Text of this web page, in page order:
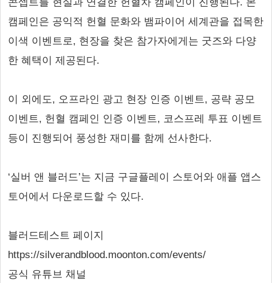
캠페인은 공익적 헌혈 문화와 뱀파이어 세계관을 접목한
이색 이벤트로, 현장을 찾은 참가자에게는 굿즈와 다양
한 혜택이 제공된다.
이 외에도, 오프라인 광고 현장 인증 이벤트, 공략 공모
이벤트, 헌혈 캠페인 인증 이벤트, 코스프레 투표 이벤트
등이 진행되어 풍성한 재미를 함께 선사한다.
‘실버 앤 블러드’는 지금 구글플레이 스토어와 애플 앱스
토어에서 다운로드할 수 있다.
블러드테스트 페이지
https://silverandblood.moonton.com/events/
공식 유튜브 채널